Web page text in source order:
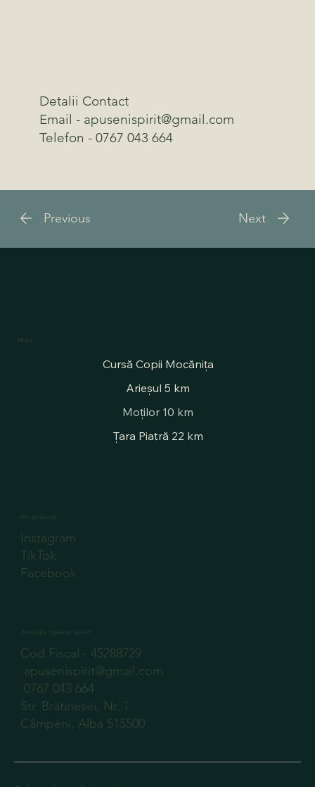
Detalii Contact
Email - apusenispirit@gmail.com
Telefon - 0767 043 664
Next
Previous
Menu
Cursă Copii Mocănița
Arieșul 5 km
Moților 10 km
Țara Piatră 22 km
Hai pe Social
Instagram
TikTok
Facebook
Asociația "Apuseni Spirit"
Cod Fiscal - 45288729
apusenispirit@gmail.com
0767 043 664
Str. Brătinesei, Nr. 1
Câmpeni, Alba 515500